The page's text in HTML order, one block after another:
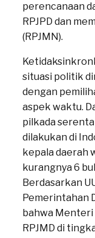
perencanaan
RPJPD dan
(RPJMN).
situasi politik
dengan
aspek waktu.
pilkada
dilakukan di
kepala daerah
kurangnya 6
Berdasarkan
Pemerintahan
bahwa
RPJMD di